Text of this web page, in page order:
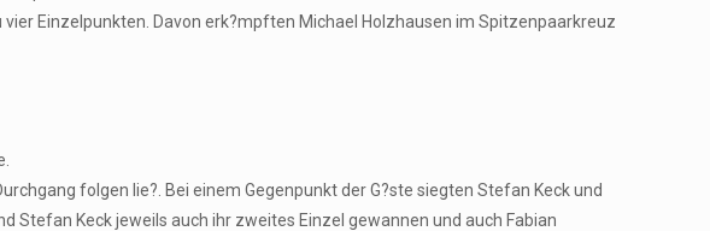
Einzelpunkten. Davon erk?mpften Michael Holzhausen im Spitzenpaarkreuz
folgen lie?. Bei einem Gegenpunkt der G?ste siegten Stefan Keck und
Stefan Keck jeweils auch ihr zweites Einzel gewannen und auch Fabian